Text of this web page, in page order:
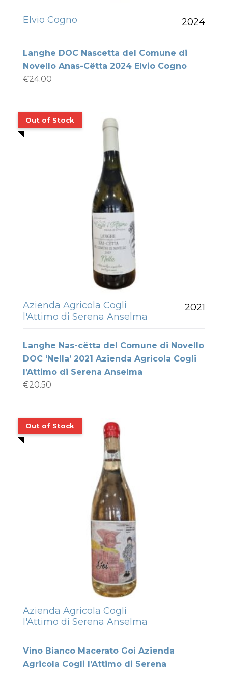
Elvio Cogno 2024
Langhe DOC Nascetta del Comune di
Novello Anas-Cëtta 2024 Elvio Cogno
€24.00
Azienda Agricola Cogli
l'Attimo di Serena Anselma
2021
Langhe Nas-cëtta del Comune di Novello
DOC ‘Nella’ 2021 Azienda Agricola Cogli
l’Attimo di Serena Anselma
€20.50
Azienda Agricola Cogli
l'Attimo di Serena Anselma
Vino Bianco Macerato Goi Azienda
Agricola Cogli l’Attimo di Serena